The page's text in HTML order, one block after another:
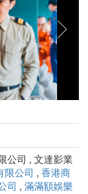
公司 , 文達影業
限公司 , 香港商
司 , 滿滿額娛樂